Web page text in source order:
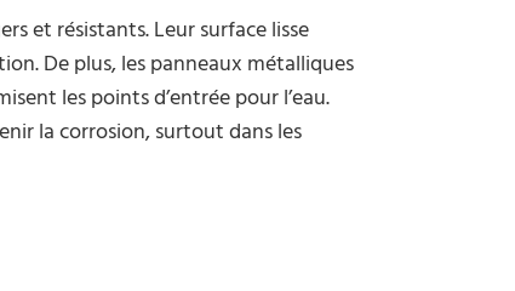
et résistants. Leur surface lisse
De plus, les panneaux métalliques
les points d’entrée pour l’eau.
la corrosion, surtout dans les